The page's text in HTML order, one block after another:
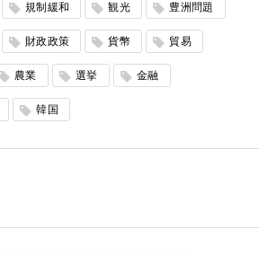
規制緩和 観光 豊洲問題
財政政策 貨幣 貿易
農業 選挙 金融
韓国